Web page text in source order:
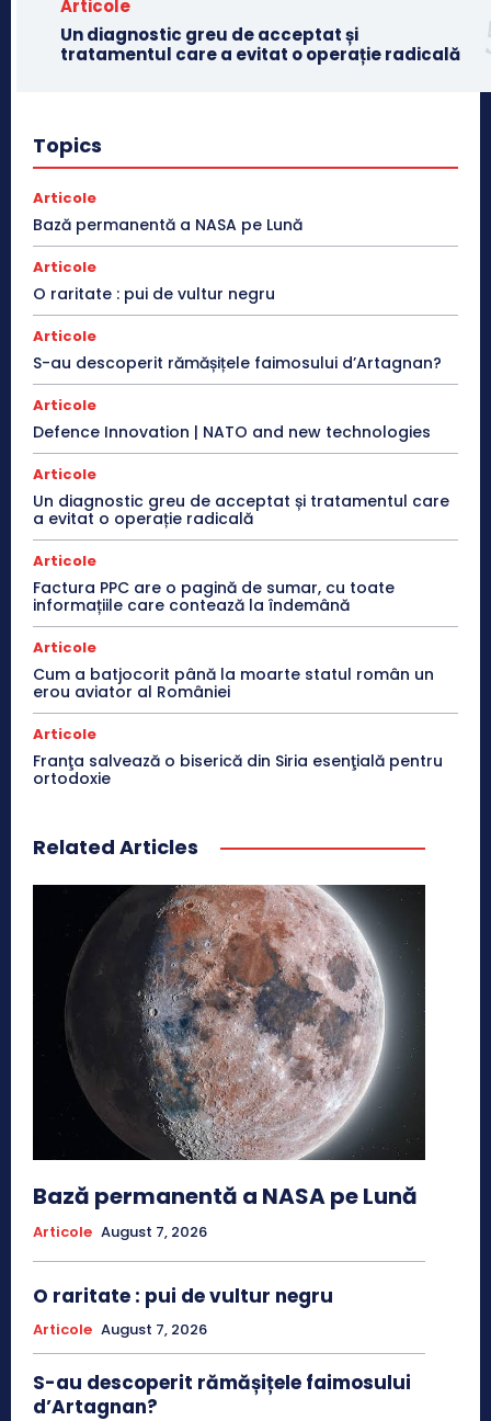
Articole
Un diagnostic greu de acceptat și
tratamentul care a evitat o operație radicală
Topics
Articole
Bază permanentă a NASA pe Lună
Articole
O raritate : pui de vultur negru
Articole
S-au descoperit rămășițele faimosului d’Artagnan?
Articole
Defence Innovation | NATO and new technologies
Articole
Un diagnostic greu de acceptat și tratamentul care
a evitat o operație radicală
Articole
Factura PPC are o pagină de sumar, cu toate
informațiile care contează la îndemână
Articole
Cum a batjocorit până la moarte statul român un
erou aviator al României
Articole
Franţa salvează o biserică din Siria esenţială pentru
ortodoxie
Related Articles
Bază permanentă a NASA pe Lună
Articole August 7, 2026
O raritate : pui de vultur negru
Articole August 7, 2026
S-au descoperit rămășițele faimosului
d’Artagnan?